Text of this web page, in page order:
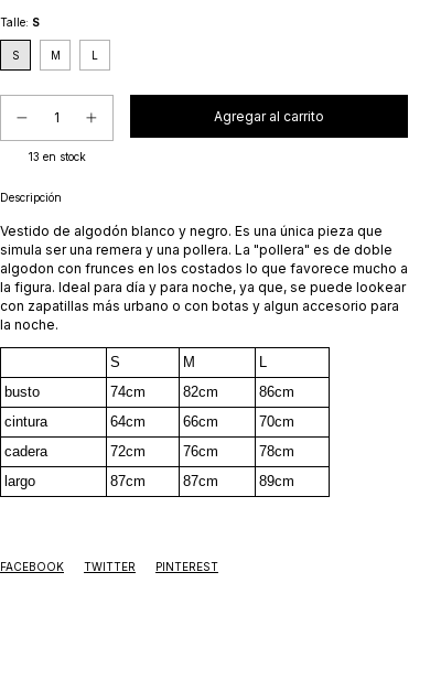
Talle: S
S M L
13 en stock
Descripción
Vestido de algodón blanco y negro. Es una única pieza que
simula ser una remera y una pollera. La "pollera" es de doble
algodon con frunces en los costados lo que favorece mucho a
la figura. Ideal para día y para noche, ya que, se puede lookear
con zapatillas más urbano o con botas y algun accesorio para
la noche.
S M
L
busto
74cm 82cm
86cm
cintura
64cm 66cm
70cm
cadera
72cm 76cm
78cm
largo
87cm 87cm 89cm
FACEBOOK TWITTER PINTEREST